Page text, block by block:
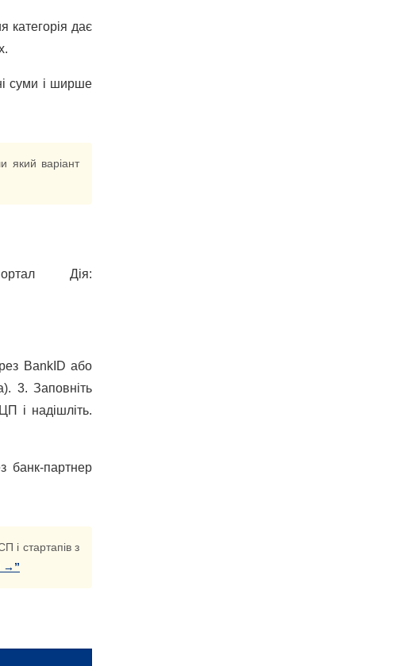
категорія дає
суми і ширше
який варіант
Дія:
BankID або
3. Заповніть
і надішліть.
банк-партнер
і стартапів з
→”